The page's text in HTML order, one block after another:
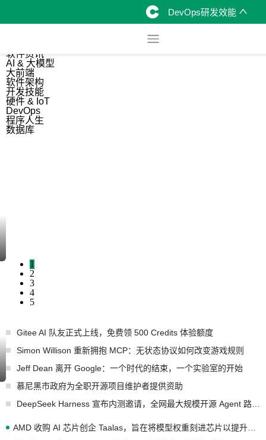
DevOps研发效能
软件资讯
AI & 大模型
大前端
软件架构
开发技能
硬件 & IoT
DevOps
程序人生
数据库
1
2
3
4
5
Gitee AI 队友正式上线，免费领 500 Credits 体验额度
Simon Willison 重新拥抱 MCP：无状态协议如何改变游戏规则
Jeff Dean 离开 Google：一个时代的结束，一个实验室的开始
慕尼黑市政府为全职开源项目维护者提供资助